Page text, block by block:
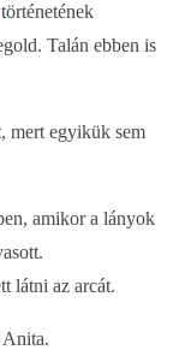
történetének
Talán ebben is
mert egyikük sem
amikor a lányok
látni az arcát.
Anita.